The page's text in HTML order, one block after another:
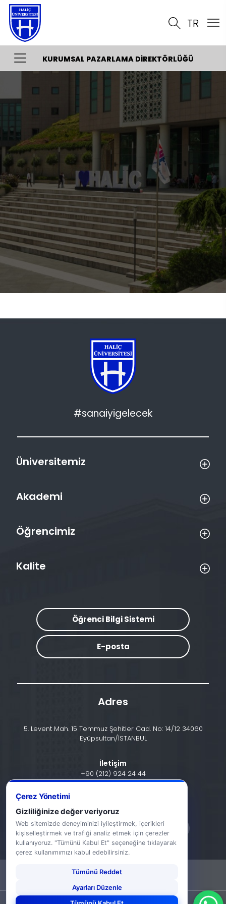
TR
KURUMSAL PAZARLAMA DIREKTÖRLÜĞÜ
#sanaiyigelecek
Üniversitemiz
Akademi
Öğrencimiz
Kalite
Öğrenci Bilgi Sistemi
E-posta
Adres
5. Levent Mah. 15 Temmuz Şehitler Cad. No: 14/12 34060
Eyüpsultan/İSTANBUL
İletişim
+90 (212) 924 24 44
KVKK Bildirimi-Gizlilik Bildirimi
Çerez Yönetimi
Gizliliğinize değer veriyoruz
Web sitemizde deneyiminizi iyileştirmek, içerikleri
kişiselleştirmek ve trafiği analiz etmek için çerezler
kullanıyoruz. "Tümünü Kabul Et" seçeneğine tıklayarak
çerez kullanımımızı kabul edebilirsiniz.
Tümünü Reddet
Ayarları Düzenle